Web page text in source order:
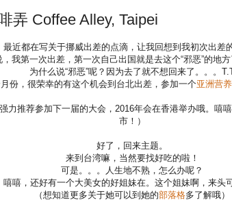
弄 Coffee Alley, Taipei
最近都在写关于挪威出差的点滴，让我回想到我初次出差的
，我第一次出差，第一次自己出国就是去这个“邪恶”的地方
为什么说“邪恶”呢？因为去了就不想回来了。。。
份，很荣幸的有这个机会到台北出差，参加一个亚洲营
力推荐参加下一届的大会，2016年会在香港举办哦。嘻
市！）
好了，回来主题。
来到台湾嘛，当然要找好吃的啦！
可是。。。人生地不熟，怎么办呢？
嘻嘻，还好有一个大美女的好姐妹在。这个姐妹啊，来头可
（想知道更多关于她可以到她的部落格多了解哦）